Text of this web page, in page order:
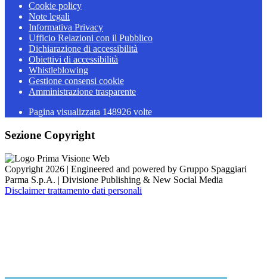
Cookie policy
Note legali
Informativa Privacy
Ufficio Relazioni con il Pubblico
Dichiarazione di accessibilità
Obiettivi di accessibilità
Whistleblowing
Gestione consensi cookie
Amministrazione trasparente
Pagina visualizzata 148926 volte
Sezione Copyright
Copyright 2026 | Engineered and powered by Gruppo Spaggiari
Parma S.p.A. | Divisione Publishing & New Social Media
Disclaimer trattamento dati personali